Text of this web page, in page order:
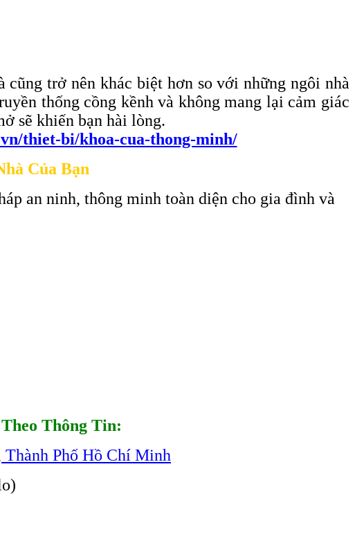
trở nên khác biệt hơn so với những ngôi nhà
thống cồng kềnh và không mang lại cảm giác
sẽ khiến bạn hài lòng.
thiet-bi/khoa-cua-thong-minh/
Của Bạn
an ninh, thông minh toàn diện cho gia đình và
Thông Tin:
Thành Phố Hồ Chí Minh